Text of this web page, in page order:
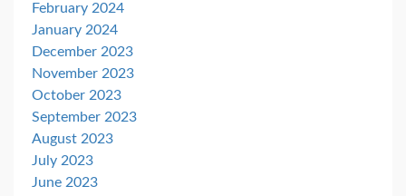
February 2024
January 2024
December 2023
November 2023
October 2023
September 2023
August 2023
July 2023
June 2023